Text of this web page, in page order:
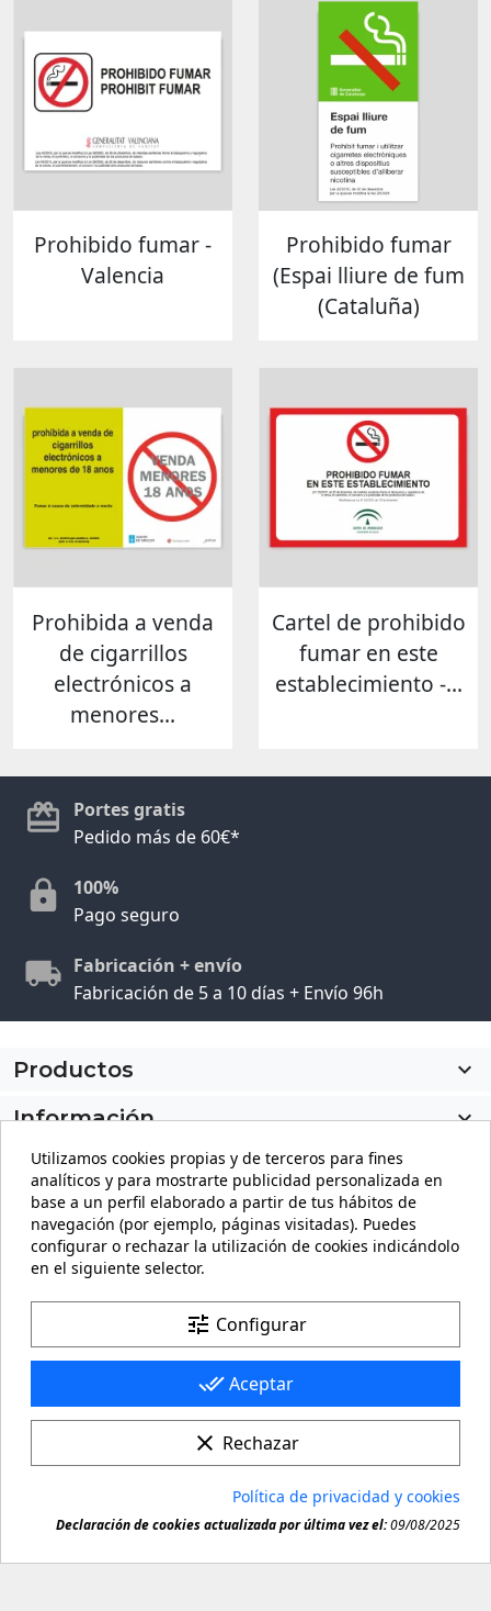
Prohibido fumar -
Valencia
Prohibido fumar
(Espai lliure de fum
(Cataluña)
Prohibida a venda
de cigarrillos
electrónicos a
menores...
Cartel de prohibido
fumar en este
establecimiento -...
Portes gratis
Pedido más de 60€*
100%
Pago seguro
Fabricación + envío
Fabricación de 5 a 10 días + Envío 96h
Productos

Información

Mi cuenta
Información de la tienda
Facebook
© 2026 - carteling.com es una marca registrada. Queda
prohibida toda copia o reproducción de cualquier
material de este sitio.

Utilizamos cookies propias y de terceros para fines
analíticos y para mostrarte publicidad personalizada en
base a un perfil elaborado a partir de tus hábitos de
navegación (por ejemplo, páginas visitadas). Puedes
configurar o rechazar la utilización de cookies indicándolo
en el siguiente selector.
tune Configurar
done_all Aceptar
clear Rechazar
Política de privacidad y cookies
Declaración de cookies actualizada por última vez el:09/08/2025